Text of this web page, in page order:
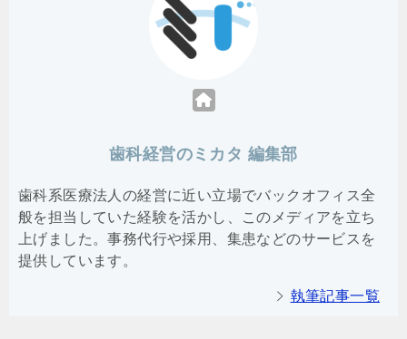
歯科経営のミカタ 編集部
歯科系医療法人の経営に近い立場でバックオフィス全
般を担当していた経験を活かし、このメディアを立ち
上げました。事務代行や採用、集患などのサービスを
提供しています。
執筆記事一覧